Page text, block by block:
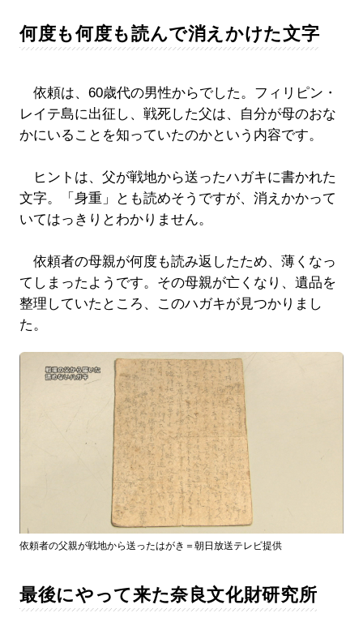
何度も何度も読んで消えかけた文字
依頼は、60歳代の男性からでした。フィリピン・
レイテ島に出征し、戦死した父は、自分が母のおな
かにいることを知っていたのかという内容です。
ヒントは、父が戦地から送ったハガキに書かれた
文字。「身重」とも読めそうですが、消えかかって
いてはっきりとわかりません。
依頼者の母親が何度も読み返したため、薄くなっ
てしまったようです。その母親が亡くなり、遺品を
整理していたところ、このハガキが見つかりまし
た。
依頼者の父親が戦地から送ったはがき＝朝日放送テレビ提供
最後にやって来た奈良文化財研究所